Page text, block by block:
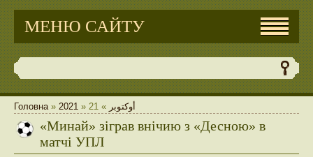
МЕНЮ САЙТУ
Головна» 2021 » أوكتوبر »
21
«Минай» зіграв внічию з «Десною» в
матчі УПЛ